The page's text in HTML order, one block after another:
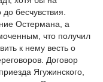
бесчувствия.
Остермана, а
что получил
к нему весть о
Договор
Ягужинского,